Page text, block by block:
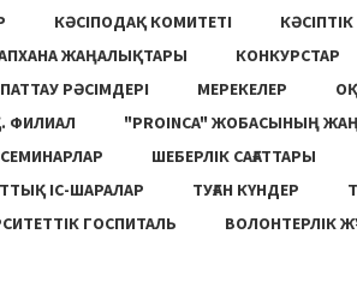
КӘСІПОДАҚ КОМИТЕТІ
ЖАҢАЛЫҚТАРЫ
КОНКУРСТАР
РӘСІМДЕРІ
МЕРЕКЕЛЕР
ФИЛИАЛ
"PROINCA" ЖОБАСЫНЫҢ
СЕМИНАРЛАР
ШЕБЕРЛІК САҒАТТАРЫ
ІС-ШАРАЛАР
ТУҒАН КҮНДЕР
ГОСПИТАЛЬ
ВОЛОНТЕРЛІК